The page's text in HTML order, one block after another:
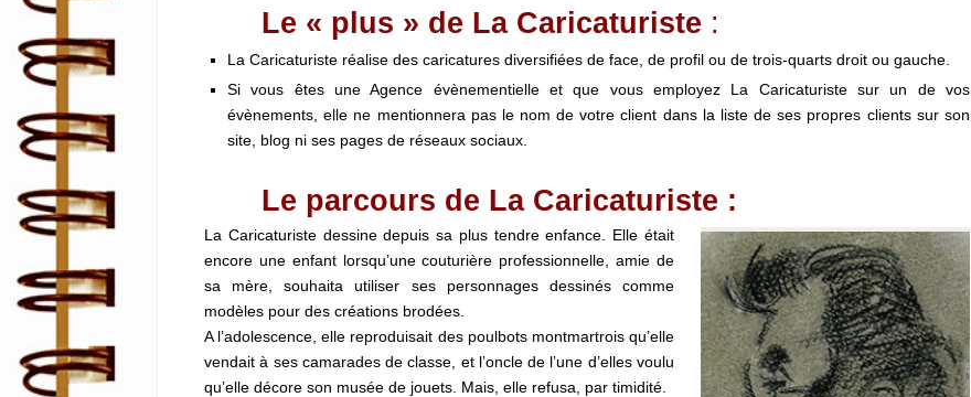
Le « plus » de La Caricaturiste :
La Caricaturiste réalise des caricatures diversifiées de face, de profil ou de trois-quarts droit ou gauche.
Si vous êtes une Agence évènementielle et que vous employez La Caricaturiste sur un de vos
évènements, elle ne mentionnera pas le nom de votre client dans la liste de ses propres clients sur son
site, blog ni ses pages de réseaux sociaux.
Le parcours de La Caricaturiste :
La Caricaturiste dessine depuis sa plus tendre enfance. Elle était
encore une enfant lorsqu’une couturière professionnelle, amie de
sa mère, souhaita utiliser ses personnages dessinés comme
modèles pour des créations brodées.
A l’adolescence, elle reproduisait des poulbots montmartrois qu’elle
vendait à ses camarades de classe, et l’oncle de l’une d’elles voulu
qu’elle décore son musée de jouets. Mais, elle refusa, par timidité.